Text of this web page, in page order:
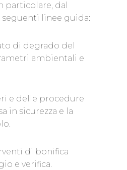
particolare, dal
linee guida:
di degrado del
ambientali e
e delle procedure
in sicurezza e la
di bonifica
e verifica.